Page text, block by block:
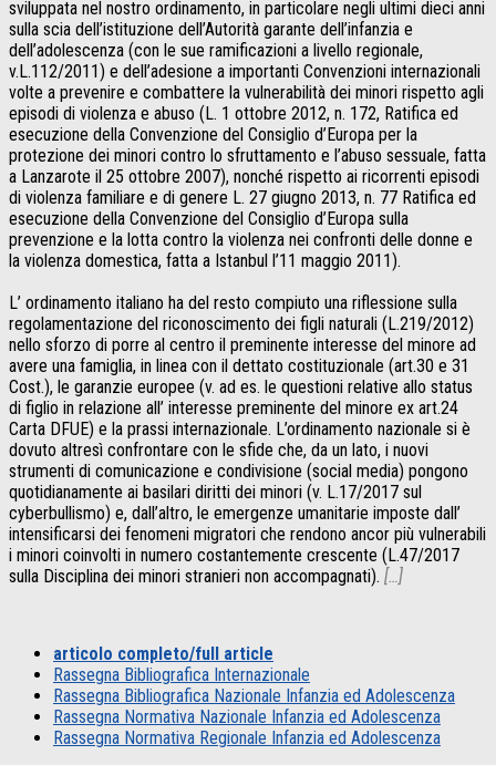
sviluppata nel nostro ordinamento, in particolare negli ultimi dieci anni
sulla scia dell’istituzione dell’Autorità garante dell’infanzia e
dell’adolescenza (con le sue ramificazioni a livello regionale,
v.L.112/2011) e dell’adesione a importanti Convenzioni internazionali
volte a prevenire e combattere la vulnerabilità dei minori rispetto agli
episodi di violenza e abuso (L. 1 ottobre 2012, n. 172, Ratifica ed
esecuzione della Convenzione del Consiglio d’Europa per la
protezione dei minori contro lo sfruttamento e l’abuso sessuale, fatta
a Lanzarote il 25 ottobre 2007), nonché rispetto ai ricorrenti episodi
di violenza familiare e di genere L. 27 giugno 2013, n. 77 Ratifica ed
esecuzione della Convenzione del Consiglio d’Europa sulla
prevenzione e la lotta contro la violenza nei confronti delle donne e
la violenza domestica, fatta a Istanbul l’11 maggio 2011).
L’ ordinamento italiano ha del resto compiuto una riflessione sulla
regolamentazione del riconoscimento dei figli naturali (L.219/2012)
nello sforzo di porre al centro il preminente interesse del minore ad
avere una famiglia, in linea con il dettato costituzionale (art.30 e 31
Cost.), le garanzie europee (v. ad es. le questioni relative allo status
di figlio in relazione all’ interesse preminente del minore ex art.24
Carta DFUE) e la prassi internazionale. L’ordinamento nazionale si è
dovuto altresì confrontare con le sfide che, da un lato, i nuovi
strumenti di comunicazione e condivisione (social media) pongono
quotidianamente ai basilari diritti dei minori (v. L.17/2017 sul
cyberbullismo) e, dall’altro, le emergenze umanitarie imposte dall’
intensificarsi dei fenomeni migratori che rendono ancor più vulnerabili
i minori coinvolti in numero costantemente crescente (L.47/2017
sulla Disciplina dei minori stranieri non accompagnati). […]
articolo completo/full article
Rassegna Bibliografica Internazionale
Rassegna Bibliografica Nazionale Infanzia ed Adolescenza
Rassegna Normativa Nazionale Infanzia ed Adolescenza
Rassegna Normativa Regionale Infanzia ed Adolescenza